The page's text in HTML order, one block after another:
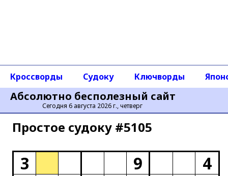
Абсолютно бесполезный сайт
Сегодня 6 августа 2026 г., четверг
Кроссворды Судоку Ключворды
Простое cудоку #5105
3 9
4